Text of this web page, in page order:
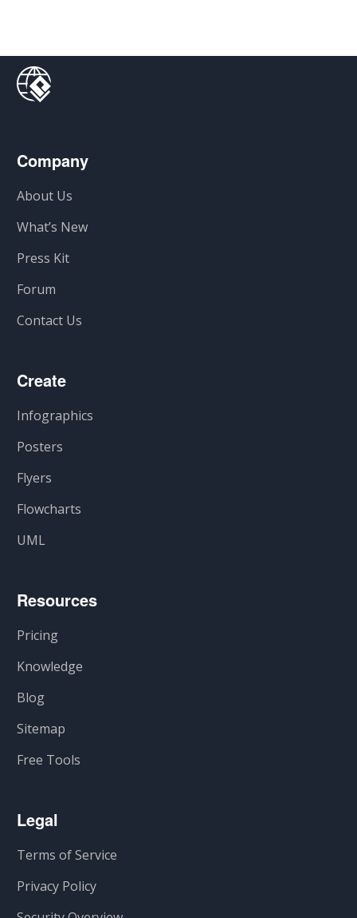
Company
About Us
What’s New
Press Kit
Forum
Contact Us
Create
Infographics
Posters
Flyers
Flowcharts
UML
Resources
Pricing
Knowledge
Blog
Sitemap
Free Tools
Legal
Terms of Service
Privacy Policy